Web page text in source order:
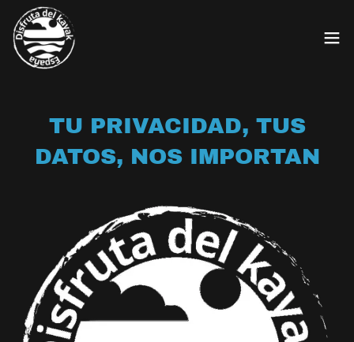
TU PRIVACIDAD, TUS
DATOS, NOS IMPORTAN